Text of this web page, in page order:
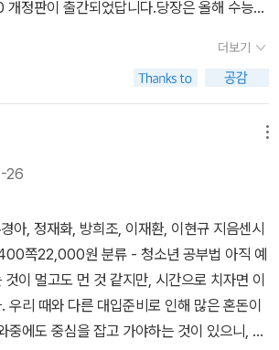
더 많은 지식을 스스로 탐색해나가는 방법과
들이 독서의 방향을 잘못 설정하여 귀중한 시
읽고 생기부에 기록해야 좋은 평가를 받을
지만 억지로 전공역량을 드러내고자 무리한
다양한 분야의 시도를 통해 계열을 넘나드는
주는 것이 훨씬 효과적이다. 주제탐구 발표
동도 마찬가지다. 그저 생기부에 기록하기
정을 넘어서는 난이도 높은 실험이나 활동을
출해내는 것이 중요한 것이 아니다. 그 활동
과정, 그 과정에서 무엇을 배웠는지를 드러내
은 학생들이 탄탄한 독서와 후속 활동으로 자
를 짚어주고 있는데요예를 들어, 조지 오웰
의 부패와 대중의 맹목성에 대한 날카로운 통찰
뮈의 '이방인'은 인간 존재의 본질과 부조리 속
?범죄 악용 가능성이 높아 일부 청소년이 촉
계획적으로 저지를 우려가 있죠가령 13세 아
복하면서도 “나는 촉법소년이라 괜찮
형사처벌 불가한 안타까운 사건.. ㅠㅠ인문사
도서들이 많이 보여서 반가웠는데요 그중 하
건강한 인간관계를 형성하는 핵심 요소임
의 인간관계론은 자기관리론과 함께 주기적
중에 하나라는것!! 밑줄 쫙~~이 책의 진정
는가?’에 대한 질문에 명쾌하게 답을 제시한
정판이 출간되었답니다.당장은 올해 수능을
는진짜 멘붕 그잡채~전국 3월모의고사와 1학
로하고2학기 기말고사를 앞 둔 시점에 학교
당장 쏟아지고 있는 수행평가를 위해서고1
필독서 100을 정독했어요고1 교과별 수행평가
몇권을 읽고 그것을 해당 교과와 연결지어서
수학도 진로로~~ 과학도 진로로~~ 국어도 진
내 적성에 맞다' '나는 이게 될 것이다'라는 것
는 교과와 진로가 연관된 도서를 찾는 것부터
세대만 해도 진로는 고3 들어가서~혹은 고3
학과 선택을 하면서~~이거 해볼까??? 하며
장 진로를 선택하고 고2때 거기에 따른선택과
받아야 한다니..정말 멘붕이 아닐수가 없지
더보기
26
아, 정재화, 방희조, 이재환, 이현규 지음센시
쪽22,000원 분류 - 청소년 공부법 아직 예
이 멀고도 먼 것 같지만, 시간으로 치자면 이
우리 때와 다른 대입준비로 인해 많은 혼돈이
중에도 중심을 잡고 가야하는 것이 있으니, 바